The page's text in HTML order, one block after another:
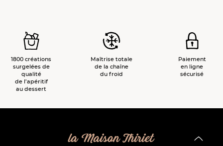
1800 créations
surgelées de
qualité
de l’apéritif
au dessert
Maîtrise totale
de la chaîne
du froid
Paiement
en ligne
sécurisé
la Maison Thiriet